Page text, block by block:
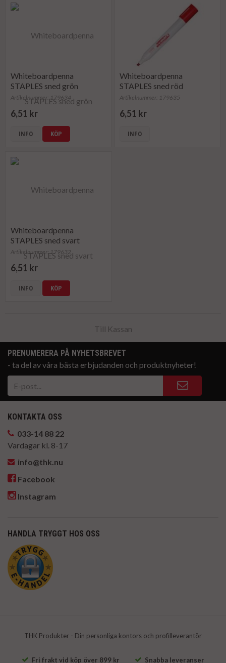
Whiteboardpenna
STAPLES sned grön
Artikelnummer: 179634
6,51 kr
INFO KÖP
Whiteboardpenna
STAPLES sned röd
Artikelnummer: 179635
6,51 kr
INFO
Whiteboardpenna
STAPLES sned svart
Artikelnummer: 179632
6,51 kr
INFO KÖP
Till Kassan
PRENUMERERA PÅ NYHETSBREVET
- ta del av våra bästa erbjudanden och produktnyheter!
KONTAKTA OSS
033-14 88 22
Vardagar kl. 8-17
info@thk.nu
Facebook
Instagram
HANDLA TRYGGT HOS OSS
THK Produkter - Din personliga kontors och profilleverantör
Fri frakt vid köp över 899 kr Snabba leveranser